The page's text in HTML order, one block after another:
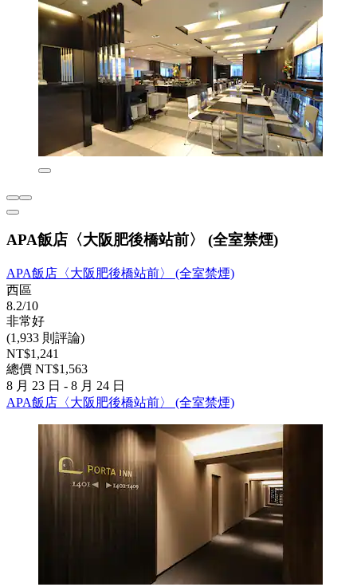
APA飯店〈大阪肥後橋站前〉 (全室禁煙)
APA飯店〈大阪肥後橋站前〉 (全室禁煙)
西區
8.2/10
非常好
(1,933 則評論)
NT$1,241
總價 NT$1,563
8 月 23 日 - 8 月 24 日
APA飯店〈大阪肥後橋站前〉 (全室禁煙)